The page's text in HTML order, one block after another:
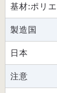
基材:ポリ
製造国
日本
注意